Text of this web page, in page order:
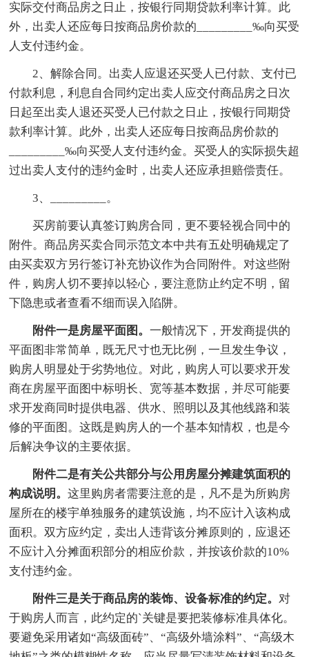
实际交付商品房之日止，按银行同期贷款利率计算。此
外，出卖人还应每日按商品房价款的_________‰向买受
人支付违约金。
2、解除合同。出卖人应退还买受人已付款、支付已
付款利息，利息自合同约定出卖人应交付商品房之日次
日起至出卖人退还买受人已付款之日止，按银行同期贷
款利率计算。此外，出卖人还应每日按商品房价款的
_________‰向买受人支付违约金。买受人的实际损失超
过出卖人支付的违约金时，出卖人还应承担赔偿责任。
3、_________。
买房前要认真签订购房合同，更不要轻视合同中的
附件。商品房买卖合同示范文本中共有五处明确规定了
由买卖双方另行签订补充协议作为合同附件。对这些附
件，购房人切不要掉以轻心，要注意防止约定不明，留
下隐患或者查看不细而误入陷阱。
附件一是房屋平面图。一般情况下，开发商提供的
平面图非常简单，既无尺寸也无比例，一旦发生争议，
购房人明显处于劣势地位。对此，购房人可以要求开发
商在房屋平面图中标明长、宽等基本数据，并尽可能要
求开发商同时提供电器、供水、照明以及其他线路和装
修的平面图。这既是购房人的一个基本知情权，也是今
后解决争议的主要依据。
附件二是有关公共部分与公用房屋分摊建筑面积的
构成说明。这里购房者需要注意的是，凡不是为所购房
屋所在的楼宇单独服务的建筑设施，均不应计入该构成
面积。双方应约定，卖出人违背该分摊原则的，应退还
不应计入分摊面积部分的相应价款，并按该价款的10%
支付违约金。
附件三是关于商品房的装饰、设备标准的约定。对
于购房人而言，此约定的`关键是要把装修标准具体化。
要避免采用诸如“高级面砖”、“高级外墙涂料”、“高级木